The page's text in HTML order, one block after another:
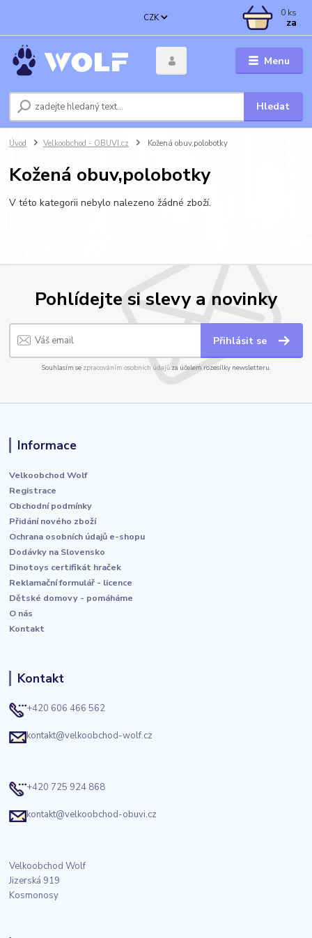
Menu
CZK
Hledat
0 ks
za
Úvod Velkoobchod - OBUVI.cz Kožená obuv,polobotky
Kožená obuv,polobotky
V této kategorii nebylo nalezeno žádné zboží.
Pohlídejte si slevy a novinky
Přihlásit se
Souhlasím se zpracováním osobních údajůza účelem rozesílky newsletteru.
Informace
Velkoobchod Wolf
Registrace
Obchodní podmínky
Přidání nového zboží
Ochrana osobních údajů e-shopu
Dodávky na Slovensko
Dinotoys certifikát hraček
Reklamační formulář - licence
Dětské domovy - pomáháme
O nás
Kontakt
Kontakt
+420 606 466 562
kontakt@velkoobchod-wolf.cz
+420 725 924 868
kontakt@velkoobchod-obuvi.cz
Velkoobchod Wolf
Jizerská 919
Kosmonosy